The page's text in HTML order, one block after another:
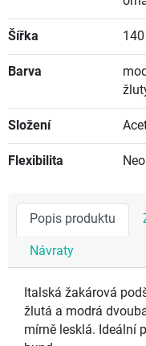
Šířka 140
Barva
Složení
Flexibilita
Popis produktu
Návraty
Italská žakárová
žlutá a modrá
mírně lesklá. Ideální